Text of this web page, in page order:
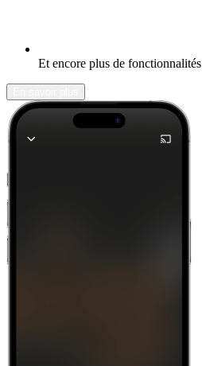
Et encore plus de fonctionnalités